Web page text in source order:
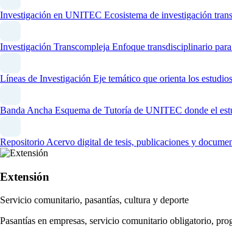
Investigación en UNITEC Ecosistema de investigación
Investigación Transcompleja Enfoque transdisciplinario
Líneas de Investigación Eje temático que orienta los
Banda Ancha Esquema de Tutoría de UNITEC donde el
Repositorio Acervo digital de tesis, publicaciones y
Extensión
Servicio comunitario, pasantías, cultura y deporte
Pasantías en empresas, servicio comunitario obligatorio,